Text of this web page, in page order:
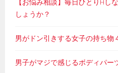
【お悩み相談】毎日ひとりHし
しょうか？
男がドン引きする女子の持ち物
男子がマジで感じるボディパー